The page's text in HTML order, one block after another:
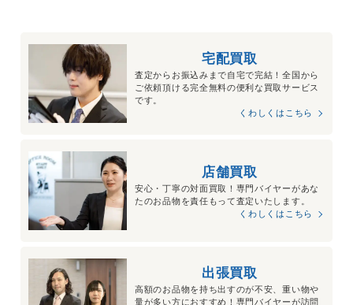
宅配買取
査定からお振込みまで自宅で完結！全国から
ご依頼頂ける完全無料の便利な買取サービス
です。
くわしくはこちら
店舗買取
安心・丁寧の対面買取！専門バイヤーがあな
たのお品物を責任もって査定いたします。
くわしくはこちら
出張買取
高額のお品物を持ち出すのが不安、重い物や
量が多い方におすすめ！専門バイヤーが訪問